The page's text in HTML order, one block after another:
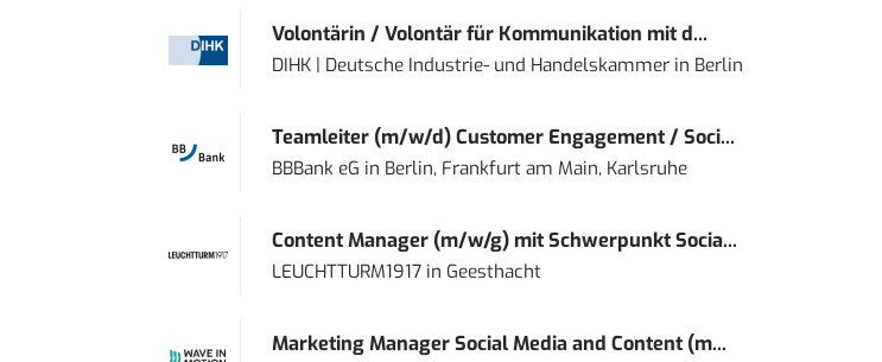
Volontärin / Volontär für Kommunikation mit d...
DIHK | Deutsche Industrie- und Handelskammerin Berlin
Teamleiter (m/w/d) Customer Engagement / Soci...
BBBank eG in Berlin, Frankfurt am Main, Karlsruhe
Content Manager (m/w/g) mit Schwerpunkt Socia...
LEUCHTTURM1917in Geesthacht
Marketing Manager Social Media and Content (m...